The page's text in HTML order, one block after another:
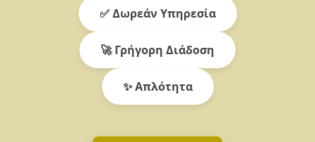
✅ Δωρεάν Υπηρεσία
🚀 Γρήγορη Διάδοση
✨ Απλότητα